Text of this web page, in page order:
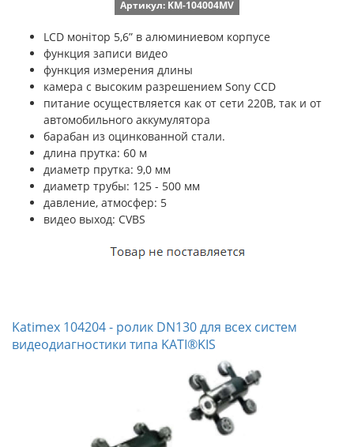
Артикул: KM-104004MV
LCD монітор 5,6” в алюминиевом корпусе
функция записи видео
функция измерения длины
камера с высоким разрешением Sony CCD
питание осуществляется как от сети 220В, так и от
автомобильного аккумулятора
барабан из оцинкованной стали.
длина прутка: 60 м
диаметр прутка: 9,0 мм
диаметр трубы: 125 - 500 мм
давление, атмосфер: 5
видео выход: CVBS
Katimex 104204 - ролик DN130 для всех систем
видеодиагностики типа KATI®KIS